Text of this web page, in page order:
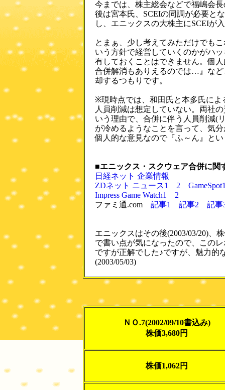
今までは、株主総会などで福嶋会
後は宮本氏、SCEIの同調が必要と
し、エニックスの大株主にSCEIが
とまぁ、少し考えてみただけでも
いう方針で経営していくのかがハ
有しておくことはできません。個
合併解消もありえるのでは…』な
却するつもりです。
※現時点では、和田氏と本多氏に
人員削減は想定していない。両社
いう理由で、合併に伴う人員削減(
が冷めるようなことを言って、気
個人的な意見なので『ふ～ん』と
■エニックス・スクウェア合併に関
日経ネット 企業情報
ZDネット ニュース1 2
Impress Game Watch1
2
ファミ通.com 記事1 記事2 記事
エニックスはその後(2003/03/20)、
で書い点が気になったので、この
ですが正解でした♪ですが、魅力的
(2003/05/03)
ＮＯ.7(2002/09/10書込み)
株価3,680円
株価1,062円